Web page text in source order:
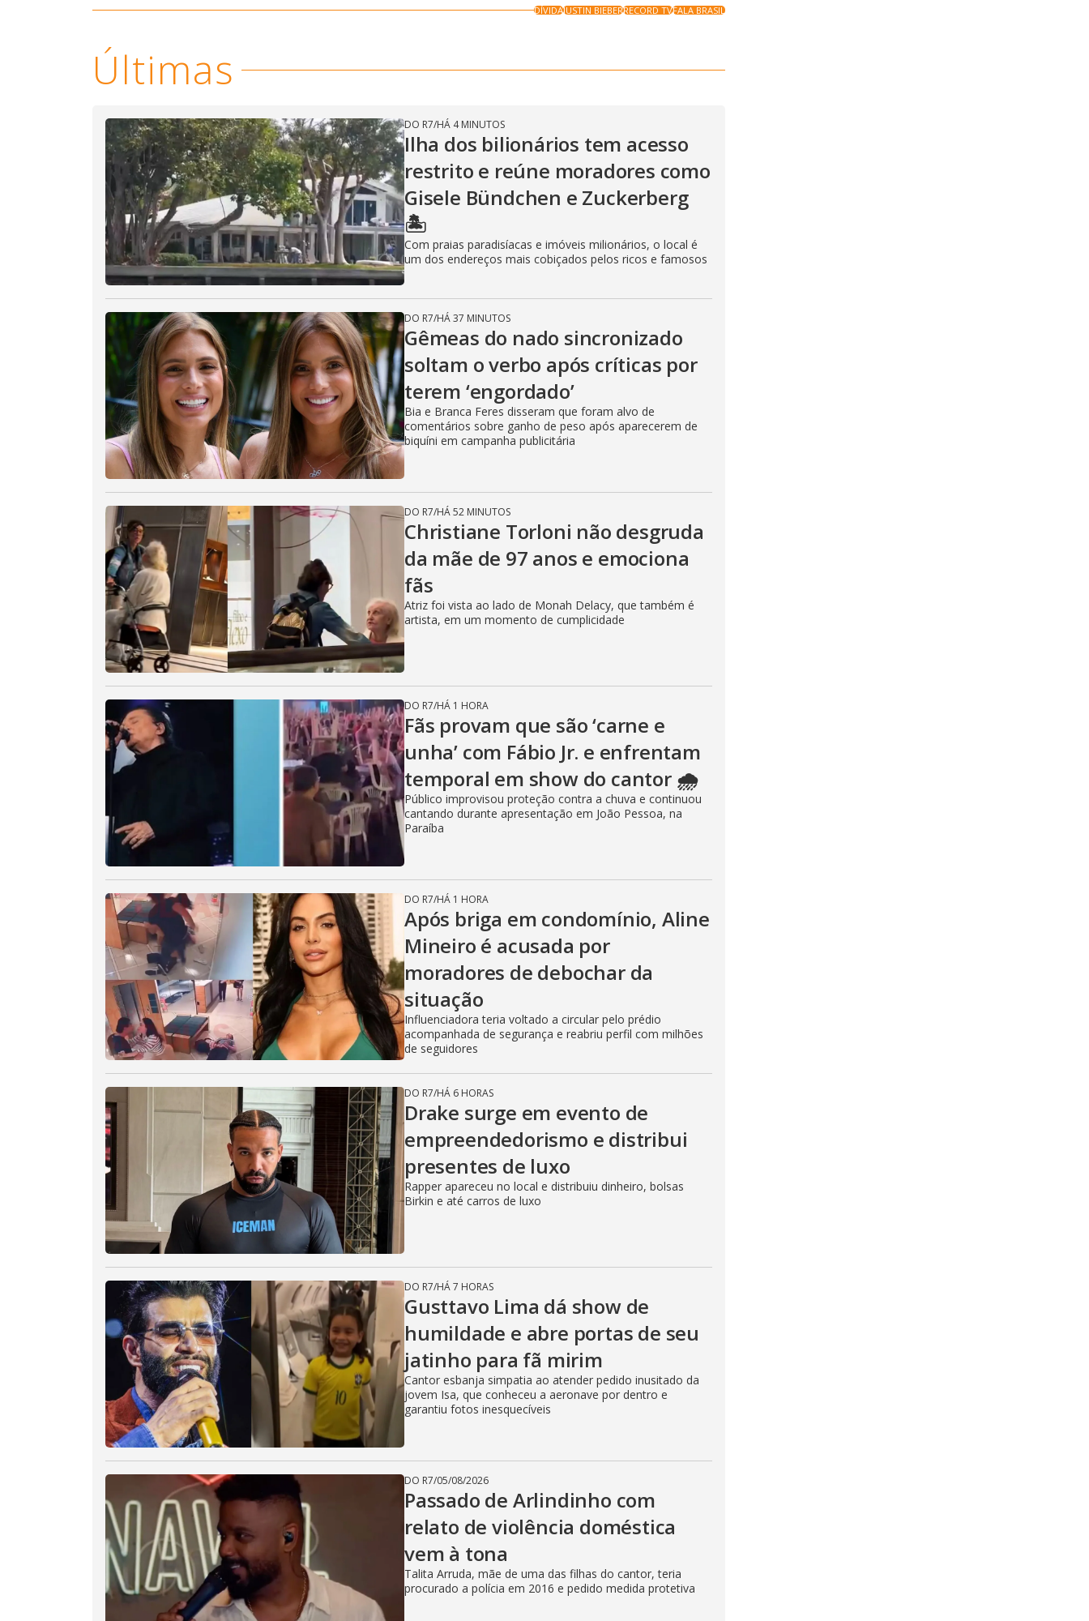
DÍVIDAJUSTIN BIEBERRECORD TVFALA BRASIL
Últimas
DO R7/HÁ 4 MINUTOS
Ilha dos bilionários tem acesso
restrito e reúne moradores como
Gisele Bündchen e Zuckerberg
🏝️
Com praias paradisíacas e imóveis milionários, o local é
um dos endereços mais cobiçados pelos ricos e famosos
DO R7/HÁ 37 MINUTOS
Gêmeas do nado sincronizado
soltam o verbo após críticas por
terem ‘engordado’
Bia e Branca Feres disseram que foram alvo de
comentários sobre ganho de peso após aparecerem de
biquíni em campanha publicitária
DO R7/HÁ 52 MINUTOS
Christiane Torloni não desgruda
da mãe de 97 anos e emociona
fãs
Atriz foi vista ao lado de Monah Delacy, que também é
artista, em um momento de cumplicidade
DO R7/HÁ 1 HORA
Fãs provam que são ‘carne e
unha’ com Fábio Jr. e enfrentam
temporal em show do cantor 🌧️
Público improvisou proteção contra a chuva e continuou
cantando durante apresentação em João Pessoa, na
Paraíba
DO R7/HÁ 1 HORA
Após briga em condomínio, Aline
Mineiro é acusada por
moradores de debochar da
situação
Influenciadora teria voltado a circular pelo prédio
acompanhada de segurança e reabriu perfil com milhões
de seguidores
DO R7/HÁ 6 HORAS
Drake surge em evento de
empreendedorismo e distribui
presentes de luxo
Rapper apareceu no local e distribuiu dinheiro, bolsas
Birkin e até carros de luxo
DO R7/HÁ 7 HORAS
Gusttavo Lima dá show de
humildade e abre portas de seu
jatinho para fã mirim
Cantor esbanja simpatia ao atender pedido inusitado da
jovem Isa, que conheceu a aeronave por dentro e
garantiu fotos inesquecíveis
DO R7/05/08/2026
Passado de Arlindinho com
relato de violência doméstica
vem à tona
Talita Arruda, mãe de uma das filhas do cantor, teria
procurado a polícia em 2016 e pedido medida protetiva